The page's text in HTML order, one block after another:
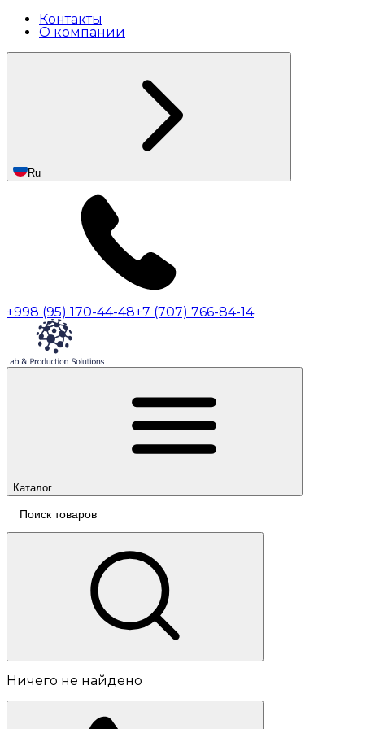
Контакты
О компании
Ru
+998 (95) 170-44-48+7 (707) 766-84-14
Каталог
Ничего не найдено